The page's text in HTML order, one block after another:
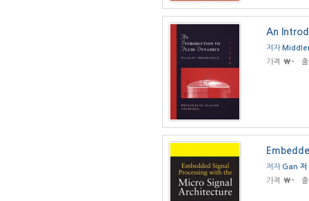
An
저자
가격 ₩-
저자Gan 저
가격 ₩-